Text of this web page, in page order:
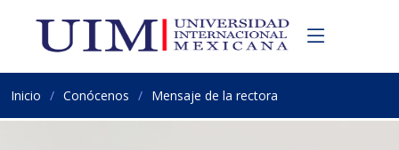
Inicio Conócenos Mensaje de la rectora